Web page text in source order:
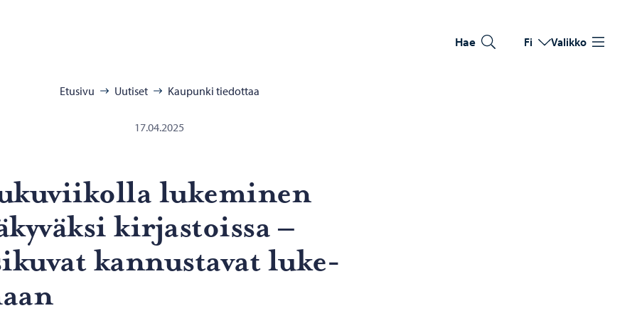
Hae Vaihda kieltä
Nykyinen kieli: Suomi
Fi Valikko
Etusivu Uutiset Kaupunki tiedottaa
17.04.2025
lu­ke­mi­nen
kir­jas­tois­sa –
kan­nus­ta­vat lu­ke­